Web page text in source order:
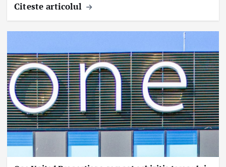
Citeste articolul